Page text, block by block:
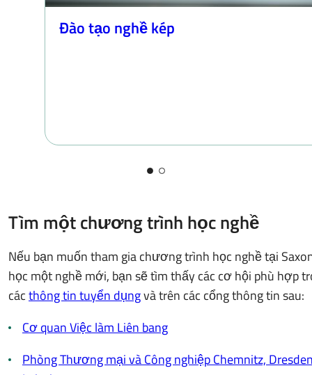
Đào tạo nghề kép
Tìm một chương trình học nghề
Nếu bạn muốn tham gia chương trình học nghề tại
học một nghề mới, bạn sẽ tìm thấy các cơ hội phù hợp
cácthông tin tuyển dụngvà trên các cổng thông tin sau:
Cơ quan Việc làm Liên bang
Phòng Thương mại và Công nghiệp Chemnitz,